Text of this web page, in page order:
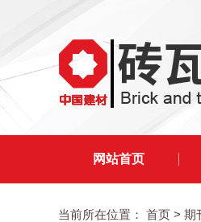
网站首页
当前所在位置： 首页 > 期